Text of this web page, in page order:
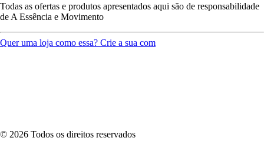
Todas as ofertas e produtos apresentados aqui são de responsabilidade
de A Essência e Movimento
Quer uma loja como essa? Crie a sua com
© 2026 Todos os direitos reservados